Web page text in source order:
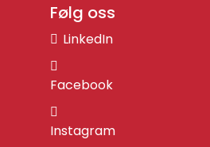
Følg oss
LinkedIn
Facebook
Instagram